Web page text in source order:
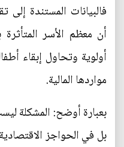
فالبيانات المستندة
أن معظم الأسر
أولوية وتحاول إبقاء
مواردها المالية.
بعبارة أوضح: المشكلة
بل في الحواجز